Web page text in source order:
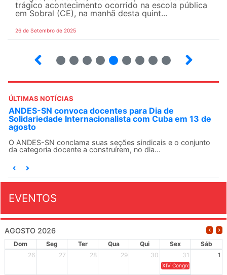
trágico acontecimento ocorrido na escola pública
em Sobral (CE), na manhã desta quint...
26 de Setembro de 2025
ÚLTIMAS NOTÍCIAS
ANDES-SN convoca docentes para Dia de
Solidariedade Internacionalista com Cuba em 13 de
agosto
O ANDES-SN conclama suas seções sindicais e o conjunto
da categoria docente a construírem, no dia...
EVENTOS
AGOSTO 2026
Dom Seg Ter Qua Qui Sex
Sáb
26
27 28 29 30 31 1
XIV Congresso Brasileiro